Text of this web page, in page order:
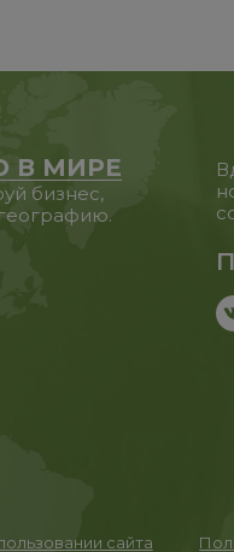
В МИРЕ
бизнес,
сайта